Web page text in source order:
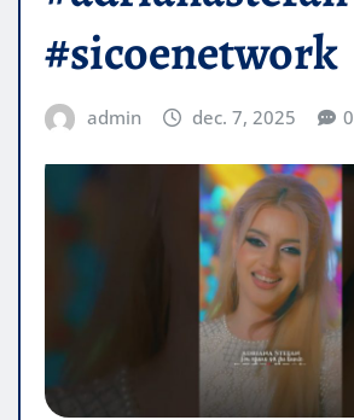
#sicoenetwork
admin dec. 7, 2025 0